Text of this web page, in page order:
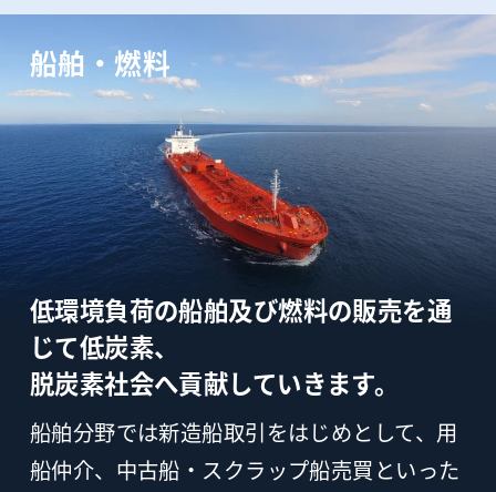
船舶・燃料
低環境負荷の船舶及び燃料の販売を通
じて低炭素、
脱炭素社会へ貢献していきます。
船舶分野では新造船取引をはじめとして、用
船仲介、中古船・スクラップ船売買といった